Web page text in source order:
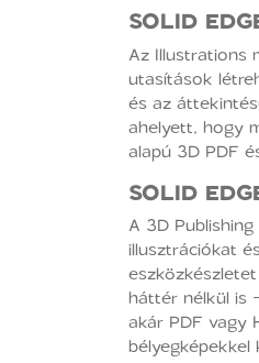
SOLID
Az Illustrations
utasítások
és az
ahelyett, hogy
alapú 3D PDF
SOLID
A 3D
illusztrációkat
háttér nélkül is
akár PDF vagy